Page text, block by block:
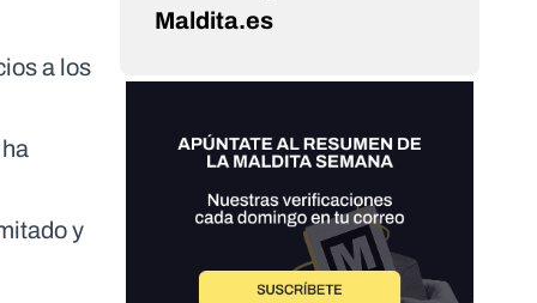
a los
y
Maldita.es